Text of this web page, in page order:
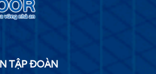
TẬP ĐOÀN